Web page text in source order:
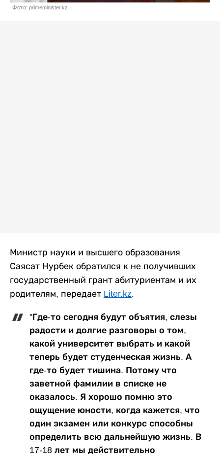
Фото: primeminister.kz
Министр науки и высшего образования
Саясат Нурбек обратился к не получивших
государственный грант абитуриентам и их
родителям, передает Liter.kz.
"Где-то сегодня будут объятия, слезы
радости и долгие разговоры о том,
какой университет выбрать и какой
теперь будет студенческая жизнь. А
где-то будет тишина. Потому что
заветной фамилии в списке не
оказалось. Я хорошо помню это
ощущение юности, когда кажется, что
один экзамен или конкурс способны
определить всю дальнейшую жизнь. В
17-18 лет мы действительно